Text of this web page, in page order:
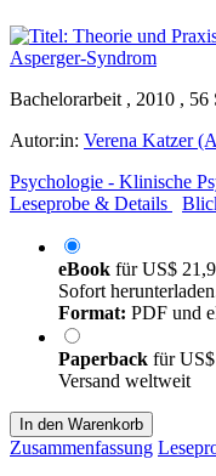
Bachelorarbeit , 2010 , 56
Autor:in: Verena Katzer
Psychologie - Klinische
Leseprobe & Details
eBook fürUS$
Sofort
Format: PDF und
Paperback für
Versand weltweit
In den Warenkorb
Zusammenfassung